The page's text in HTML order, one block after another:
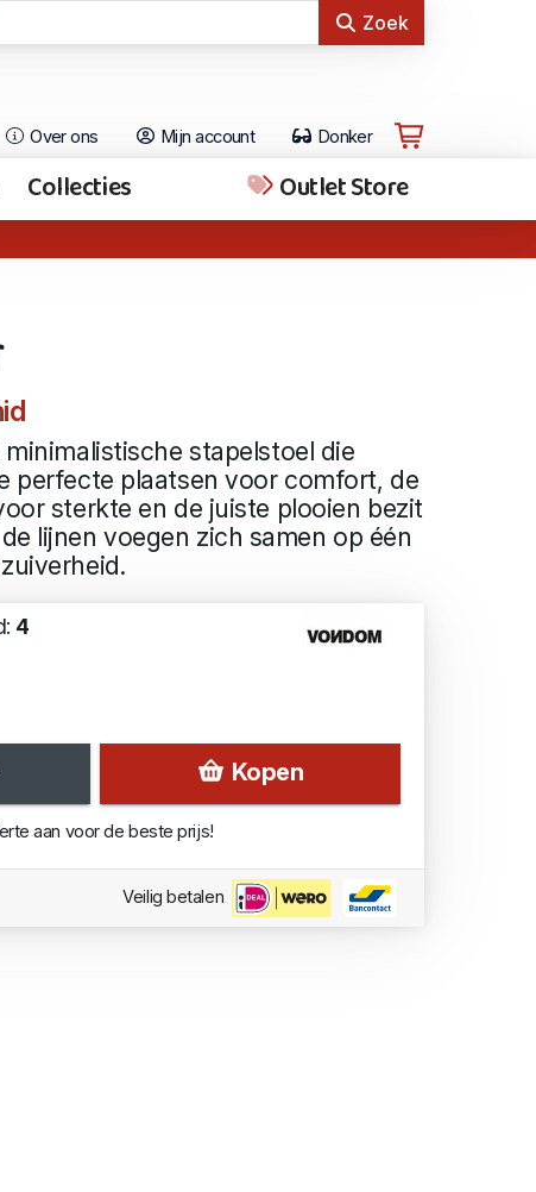
Zoek
Over ons Mijn account Donker
Collecties Outlet Store
minimalistische stapelstoel die
perfecte plaatsen voor comfort, de
sterkte en de juiste plooien bezit
lijnen voegen zich samen op één
4
Kopen
aan voor de beste prijs!
Veilig betalen